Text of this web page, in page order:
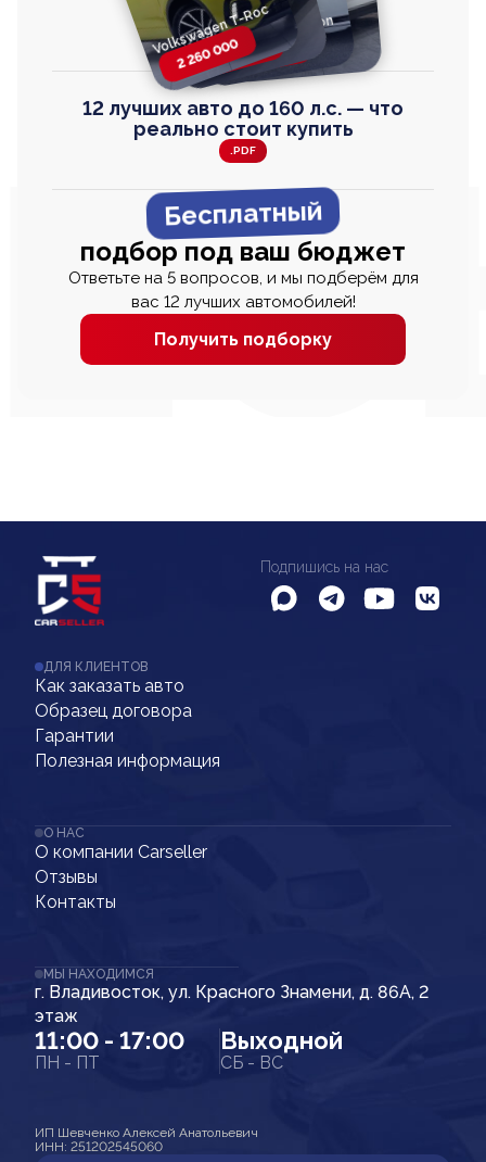
Volkswagen T-Roc
2 260 000
Toyota Harrier
2 820 000
Honda Step Wagon
2 820 000
Volkswagen
TAYRON
2 670 000
12 лучших авто до 160 л.с. — что
реально стоит купить
.PDF
Бесплатный
подбор под ваш бюджет
Ответьте на 5 вопросов, и мы подберём для
вас 12 лучших автомобилей!
Получить подборку
Подпишись на нас
ДЛЯ КЛИЕНТОВ
Как заказать авто
Образец договора
Гарантии
Полезная информация
О НАС
О компании Carseller
Отзывы
Контакты
МЫ НАХОДИМСЯ
г. Владивосток, ул. Красного Знамени, д. 86А, 2
этаж
11:00 - 17:00
ПН - ПТ
Выходной
СБ - ВС
ИП Шевченко Алексей Анатольевич
ИНН: 251202545060